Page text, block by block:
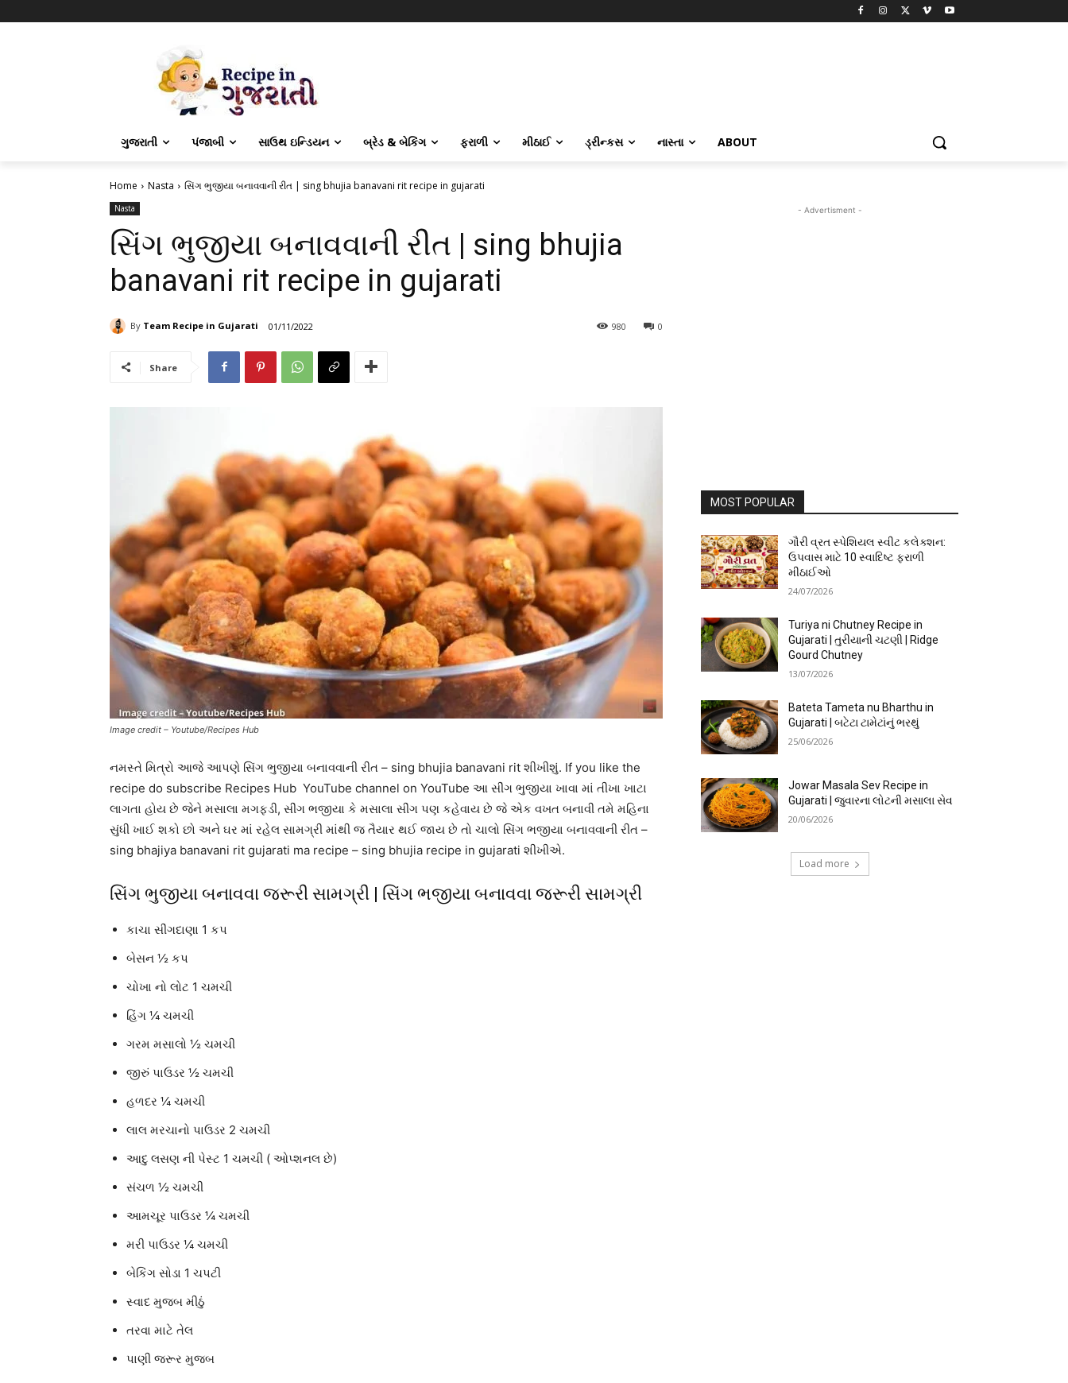
ગુજરાતી પંજાબી સાઉથ ઇન્ડિયન બ્રેડ & બેકિંગ ફરાળી મીઠાઈ ડ્રીન્કસ નાસ્તા ABOUT
Home Nasta સિંગ ભુજીયા બનાવવાની રીત | sing bhujia banavani rit recipe in gujarati
Nasta
સિંગ ભુજીયા બનાવવાની રીત | sing bhujia
banavani rit recipe in gujarati
By Team Recipe in Gujarati 01/11/2022 0
980
Share
Image credit – Youtube/Recipes Hub
નમસ્તે મિત્રો આજે આપણે સિંગ ભુજીયા બનાવવાની રીત – sing bhujia banavani rit શીખીશું. If you like the
recipe do subscribe Recipes Hub YouTube channel on YouTube આ સીંગ ભુજીયા ખાવા માં તીખા ખાટા
લાગતા હોય છે જેને મસાલા મગફડી, સીંગ ભજીયા કે મસાલા સીંગ પણ કહેવાય છે જે એક વખત બનાવી તમે મહિના
સુંધી ખાઈ શકો છો અને ઘર માં રહેલ સામગ્રી માંથી જ તૈયાર થઈ જાય છે તો ચાલો સિંગ ભજીયા બનાવવાની રીત –
sing bhajiya banavani rit gujarati ma recipe – sing bhujia recipe in gujarati શીખીએ.
સિંગ ભુજીયા બનાવવા જરૂરી સામગ્રી | સિંગ ભજીયા બનાવવા જરૂરી સામગ્રી
કાચા સીંગદાણા 1 કપ
બેસન ½ કપ
ચોખા નો લોટ 1 ચમચી
હિંગ ¼ ચમચી
ગરમ મસાલો ½ ચમચી
જીરું પાઉડર ½ ચમચી
હળદર ¼ ચમચી
લાલ મરચાનો પાઉડર 2 ચમચી
આદુ લસણ ની પેસ્ટ 1 ચમચી ( ઓપ્શનલ છે)
સંચળ ½ ચમચી
આમચૂર પાઉડર ¼ ચમચી
મરી પાઉડર ¼ ચમચી
બેકિંગ સોડા 1 ચપટી
સ્વાદ મુજબ મીઠું
તરવા માટે તેલ
પાણી જરૂર મુજબ
- Advertisment -
MOST POPULAR
ગૌરી વ્રત સ્પેશિયલ સ્વીટ કલેક્શન:
ઉપવાસ માટે 10 સ્વાદિષ્ટ ફરાળી
મીઠાઈઓ
24/07/2026
Turiya ni Chutney Recipe in
Gujarati | તુરીયાની ચટણી | Ridge
Gourd Chutney
13/07/2026
Bateta Tameta nu Bharthu in
Gujarati | બટેટા ટામેટાંનું ભરથું
25/06/2026
Jowar Masala Sev Recipe in
Gujarati | જુવારના લોટની મસાલા સેવ
20/06/2026
Load more